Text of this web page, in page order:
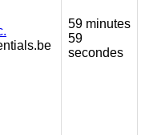
59 minutes
59
secondes